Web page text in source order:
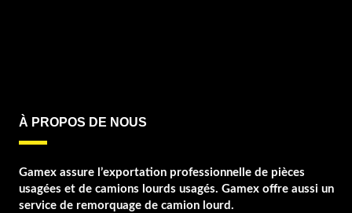
À PROPOS DE NOUS
Gamex assure l’exportation professionnelle de pièces
usagées et de camions lourds usagés. Gamex offre aussi un
service de remorquage de camion lourd.